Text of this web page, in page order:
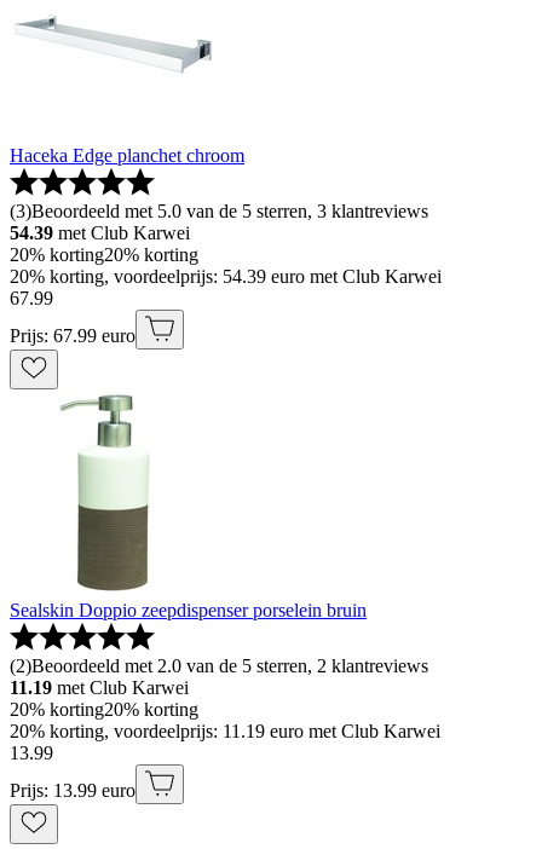
Haceka Edge planchet chroom
(3)Beoordeeld met 5.0 van de 5 sterren, 3 klantreviews
54.39 met Club Karwei
20% korting20% korting
20% korting, voordeelprijs: 54.39 euro met Club Karwei
67.99
Prijs: 67.99 euro
Sealskin Doppio zeepdispenser porselein bruin
(2)Beoordeeld met 2.0 van de 5 sterren, 2 klantreviews
11.19 met Club Karwei
20% korting20% korting
20% korting, voordeelprijs: 11.19 euro met Club Karwei
13.99
Prijs: 13.99 euro